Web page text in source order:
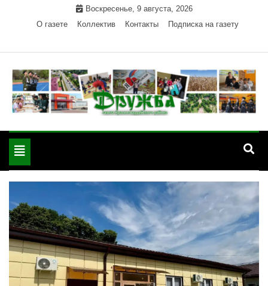
Воскресенье, 9 августа, 2026
О газете
Коллектив Контакты Подписка на газету
"Дружба" — газета
района РА
Красногвардейского района Республики Адыгея
Toggle
navigation